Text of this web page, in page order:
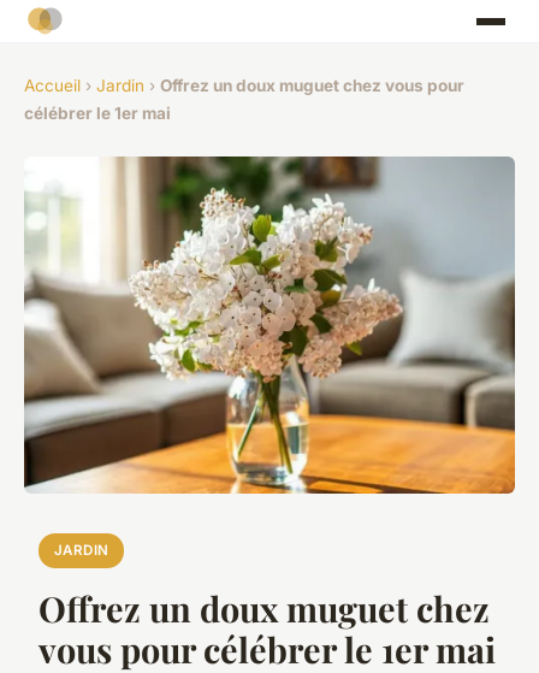
Accueil › Jardin › Offrez un doux muguet chez vous pour
célébrer le 1er mai
JARDIN
Offrez un doux muguet chez
vous pour célébrer le 1er mai